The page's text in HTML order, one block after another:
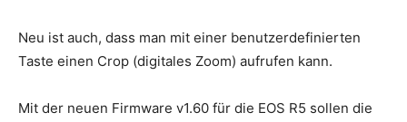
Neu ist auch, dass man mit einer benutzerdefinierten
Taste einen Crop (digitales Zoom) aufrufen kann.
Mit der neuen Firmware v1.60 für die EOS R5 sollen die